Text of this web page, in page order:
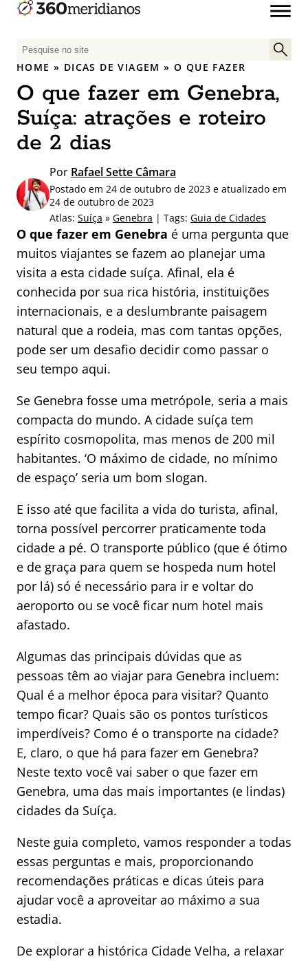
P
e
q
u
i
s
p
o
r
HOME » DICAS DE VIAGEM »O QUE FAZER
O que fazer em Genebra,
Suíça: atrações e roteiro
de 2 dias
Por Rafael Sette Câmara
Postado em 24 de outubro de 2023 e atualizado em
24 de outubro de 2023
Atlas: Suíça » Genebra | Tags: Guia de Cidades
O que fazer em Genebra é uma pergunta que
muitos viajantes se fazem ao planejar uma
visita a esta cidade suíça. Afinal, ela é
conhecida por sua rica história, instituições
internacionais, e a deslumbrante paisagem
natural que a rodeia, mas com tantas opções,
pode ser um desafio decidir como passar o
seu tempo aqui.
Se Genebra fosse uma metrópole, seria a mais
compacta do mundo. A cidade suíça tem
espírito cosmopolita, mas menos de 200 mil
habitantes. ‘O máximo de cidade, no mínimo
de espaço’ seria um bom slogan.
E isso até que facilita a vida do turista, afinal,
torna possível percorrer praticamente toda
cidade a pé. O transporte público (que é ótimo
e de graça para quem se hospeda num hotel
por lá) só é necessário para ir e voltar do
aeroporto ou se você ficar num hotel mais
afastado.
Algumas das principais dúvidas que as
pessoas têm ao viajar para Genebra incluem:
Qual é a melhor época para visitar? Quanto
tempo ficar? Quais são os pontos turísticos
imperdíveis? Como é o transporte na cidade?
E, claro, o que há para fazer em Genebra?
Neste texto você vai saber o que fazer em
Genebra, uma das mais importantes (e lindas)
cidades da Suíça.
Neste guia completo, vamos responder a todas
essas perguntas e mais, proporcionando
recomendações práticas e dicas úteis para
ajudar você a aproveitar ao máximo a sua
estadia.
De explorar a histórica Cidade Velha, a relaxar